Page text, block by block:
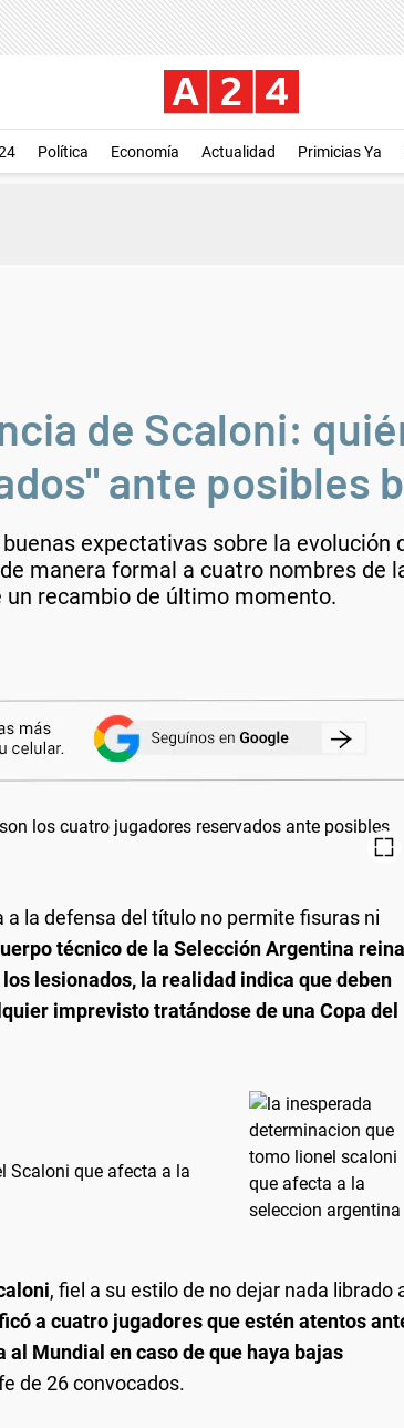
Política Economía Actualidad Primicias Ya
de Scaloni:
ante posibles
expectativas sobre la
manera formal a cuatro nombres de
recambio de último momento.
la defensa del título no permite fisuras ni
técnico de la Selección Argentina reina
lesionados, la realidad indica que deben
imprevisto tratándose de una Copa del
Scaloni que afecta a la
, fiel a su estilo de no dejar nada librado
a cuatro jugadores que estén atentos
Mundial en caso de que haya bajas
de 26 convocados.